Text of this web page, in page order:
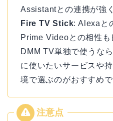
Assistantとの連携が強
Fire TV Stick: Alexaと
Prime Videoとの相性も
DMM TV単独で使うな
に使いたいサービスや
境で選ぶのがおすすめで